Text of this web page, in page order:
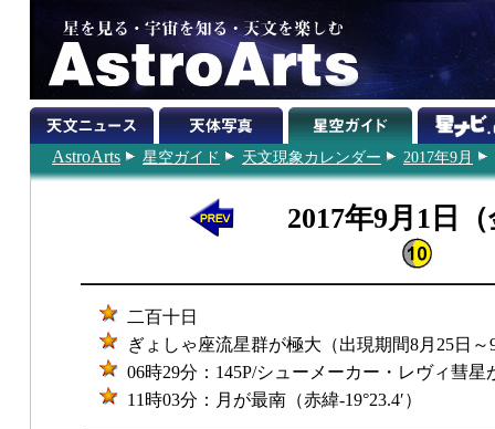
AstroArts 星空ガイド 天文現象カレンダー 2017年9月
2017年9月1日
二百十日
ぎょしゃ座流星群が極大（出現期間8月25日～
06時29分：145P/シューメーカー・レヴィ彗
11時03分：月が最南（赤緯-19°23.4′）